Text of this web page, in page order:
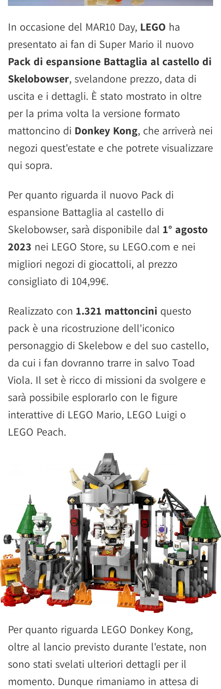
In occasione del MAR10 Day, LEGO ha
presentato ai fan di Super Mario il nuovo
Pack di espansione Battaglia al castello di
Skelobowser, svelandone prezzo, data di
uscita e i dettagli. È stato mostrato in oltre
per la prima volta la versione formato
mattoncino di Donkey Kong, che arriverà nei
negozi quest'estate e che potrete visualizzare
qui sopra.
Per quanto riguarda il nuovo Pack di
espansione Battaglia al castello di
Skelobowser, sarà disponibile dal 1° agosto
2023 nei LEGO Store, su LEGO.com e nei
migliori negozi di giocattoli, al prezzo
consigliato di 104,99€.
Realizzato con 1.321 mattoncini questo
pack è una ricostruzione dell'iconico
personaggio di Skelebow e del suo castello,
da cui i fan dovranno trarre in salvo Toad
Viola. Il set è ricco di missioni da svolgere e
sarà possibile esplorarlo con le figure
interattive di LEGO Mario, LEGO Luigi o
LEGO Peach.
Per quanto riguarda LEGO Donkey Kong,
oltre al lancio previsto durante l'estate, non
sono stati svelati ulteriori dettagli per il
momento. Dunque rimaniamo in attesa di